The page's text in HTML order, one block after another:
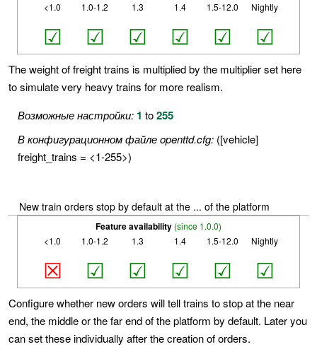
<1.0
☑
1.0-1.2
☑
1.3
☑
1.4
☑
1.5-12.0
☑
Nightly
☑
The weight of freight trains is multiplied by the multiplier set here
to simulate very heavy trains for more realism.
Возможные настройки: 1 to255
В конфигурационном файле openttd.cfg: ([vehicle]
freight_trains = <1-255>)
New train orders stop by default at the ... of the platform
Feature availability (since 1.0.0)
<1.0
☒
1.0-1.2
☑
1.3
☑
1.4
☑
1.5-12.0
☑
Nightly
☑
Configure whether new orders will tell trains to stop at the near
end, the middle or the far end of the platform by default. Later you
can set these individually after the creation of orders.